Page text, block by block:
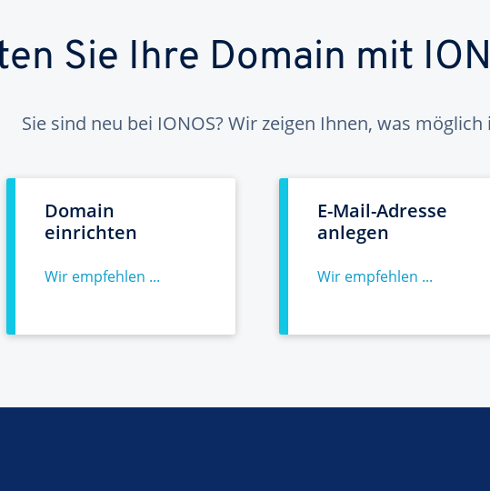
Sie Ihre Domain mit
Sie sind neu bei IONOS? Wir zeigen Ihnen, was möglich
Domain
einrichten
Wir empfehlen ...
E-Mail-Adresse
anlegen
Wir empfehlen ...